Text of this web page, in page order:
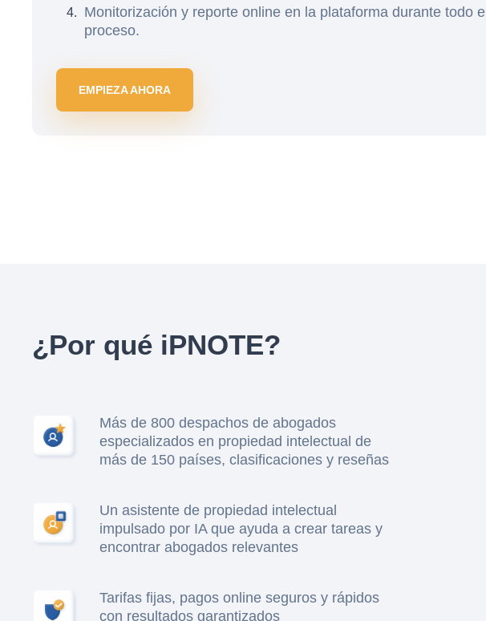
Monitorización y reporte online en la plataforma durante todo el
proceso.
EMPIEZA AHORA
¿Por qué iPNOTE?
Más de 800 despachos de abogados
especializados en propiedad intelectual de
más de 150 países, clasificaciones y reseñas
Un asistente de propiedad intelectual
impulsado por IA que ayuda a crear tareas y
encontrar abogados relevantes
Tarifas fijas, pagos online seguros y rápidos
con resultados garantizados